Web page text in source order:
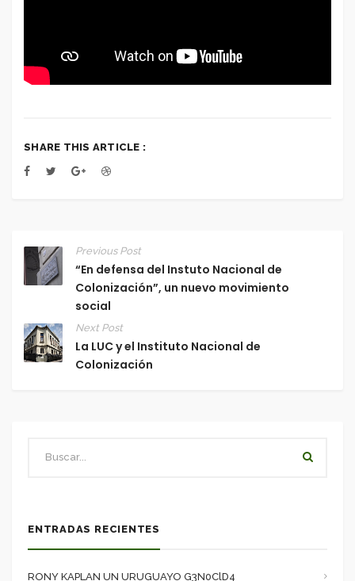
SHARE THIS ARTICLE :
Previous Post
“En defensa del Instuto Nacional de
Colonización”, un nuevo movimiento
social
Next Post
La LUC y el Instituto Nacional de
Colonización
ENTRADAS RECIENTES
RONY KAPLAN UN URUGUAYO G3N0ClD4